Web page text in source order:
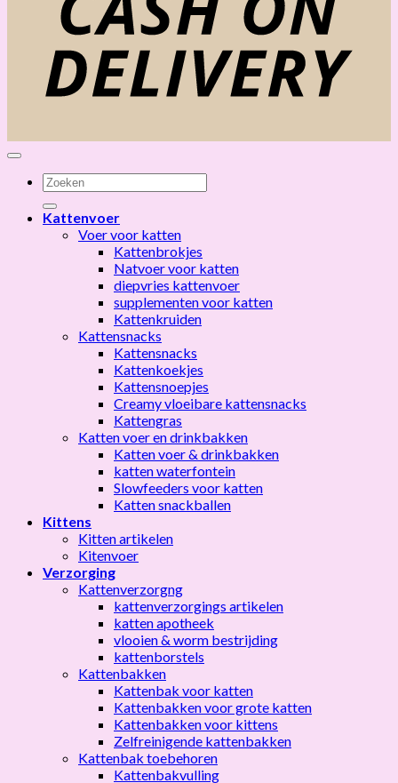
Zoeken
naar:
Kattenvoer
Voer voor katten
Kattenbrokjes
Natvoer voor katten
diepvries kattenvoer
supplementen voor katten
Kattenkruiden
Kattensnacks
Kattensnacks
Kattenkoekjes
Kattensnoepjes
Creamy vloeibare kattensnacks
Kattengras
Katten voer en drinkbakken
Katten voer & drinkbakken
katten waterfontein
Slowfeeders voor katten
Katten snackballen
Kittens
Kitten artikelen
Kitenvoer
Verzorging
Kattenverzorgng
kattenverzorgings artikelen
katten apotheek
vlooien & worm bestrijding
kattenborstels
Kattenbakken
Kattenbak voor katten
Kattenbakken voor grote katten
Kattenbakken voor kittens
Zelfreinigende kattenbakken
Kattenbak toebehoren
Kattenbakvulling